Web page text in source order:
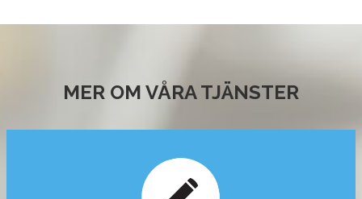
MER OM VÅRA TJÄNSTER